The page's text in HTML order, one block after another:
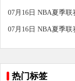
07月16日 NBA夏季
07月16日 NBA夏季
热门标签